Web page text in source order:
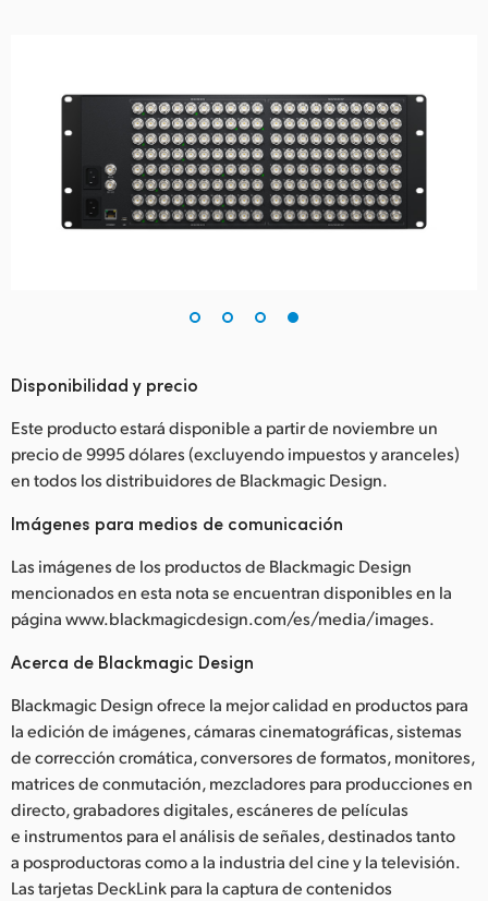
Disponibilidad y precio
Este producto estará disponible a partir de noviembre un
precio de 9995 dólares (excluyendo impuestos y aranceles)
en todos los distribuidores de Blackmagic Design.
Imágenes para medios de comunicación
Las imágenes de los productos de Blackmagic Design
mencionados en esta nota se encuentran disponibles en la
página www.blackmagicdesign.com/es/media/images.
Acerca de Blackmagic Design
Blackmagic Design ofrece la mejor calidad en productos para
la edición de imágenes, cámaras cinematográficas, sistemas
de corrección cromática, conversores de formatos, monitores,
matrices de conmutación, mezcladores para producciones en
directo, grabadores digitales, escáneres de películas
e instrumentos para el análisis de señales, destinados tanto
a posproductoras como a la industria del cine y la televisión.
Las tarjetas DeckLink para la captura de contenidos